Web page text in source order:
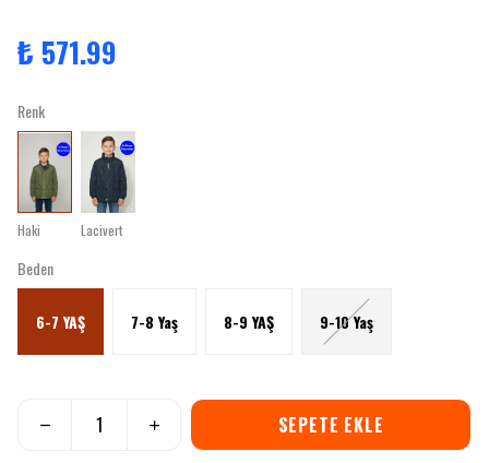
₺ 571.99
Renk
Haki Lacivert
Beden
6-7 YAŞ 7-8 Yaş 8-9 YAŞ 9-10 Yaş
SEPETE EKLE